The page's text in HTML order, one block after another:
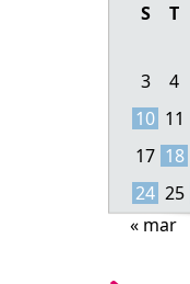
S T
3
4
10 11
17 18
24 25
« mar